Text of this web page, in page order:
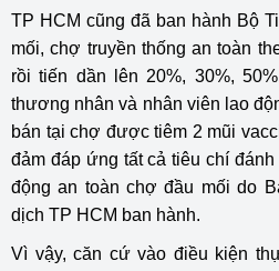
TP HCM cũng đã ban hành Bộ
mối, chợ truyền thống an toàn
rồi tiến dần lên 20%, 30%,
thương nhân và nhân viên lao
bán tại chợ được tiêm 2 mũi
đảm đáp ứng tất cả tiêu chí
động an toàn chợ đầu mối do
dịch TP HCM ban hành.
Vì vậy, căn cứ vào điều kiện